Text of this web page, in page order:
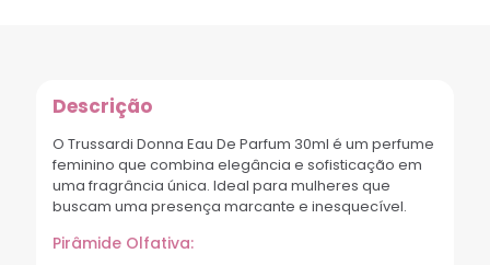
Descrição
O Trussardi Donna Eau De Parfum 30ml é um perfume
feminino que combina elegância e sofisticação em
uma fragrância única. Ideal para mulheres que
buscam uma presença marcante e inesquecível.
Pirâmide Olfativa: